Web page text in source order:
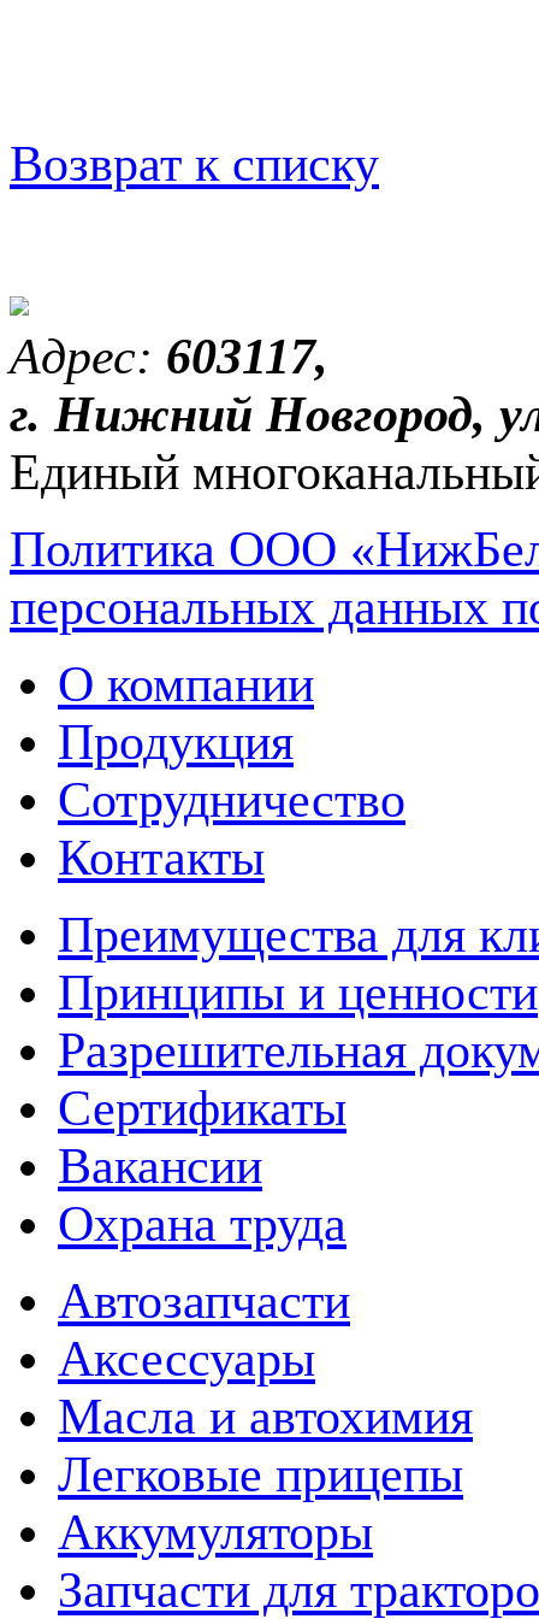
Возврат к списку
Адрес: 603117,
г. Нижний Новгород,
Единый
Политика ООО
персональных данных
О компании
Продукция
Сотрудничество
Контакты
Преимущества для
Принципы и ценности
Разрешительная
Сертификаты
Вакансии
Охрана труда
Автозапчасти
Аксессуары
Масла и автохимия
Легковые прицепы
Аккумуляторы
Запчасти для